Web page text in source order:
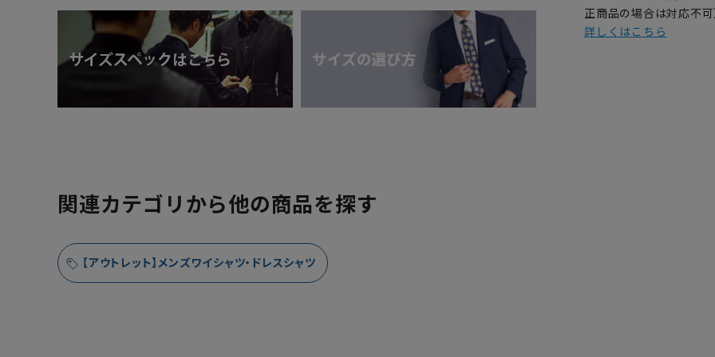
正商品の場合は対応不
詳しくはこちら
関連カテゴリから他の商品を探す
【アウトレット】メンズワイシャツ・ドレスシャツ